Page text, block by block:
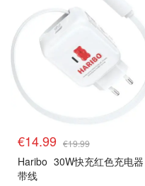
€14.99 €19.99
Haribo 30W快充红色充电器
带线